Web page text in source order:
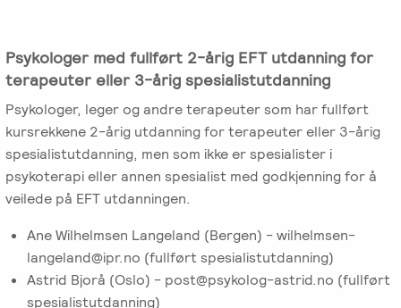
Psykologer med fullført 2-årig EFT utdanning for
terapeuter eller 3-årig spesialistutdanning
Psykologer, leger og andre terapeuter som har fullført
kursrekkene 2-årig utdanning for terapeuter eller 3-årig
spesialistutdanning, men som ikke er spesialister i
psykoterapi eller annen spesialist med godkjenning for å
veilede på EFT utdanningen.
Ane Wilhelmsen Langeland (Bergen) - wilhelmsen-
langeland@ipr.no (fullført spesialistutdanning)
Astrid Bjorå (Oslo) - post@psykolog-astrid.no (fullført
spesialistutdanning)